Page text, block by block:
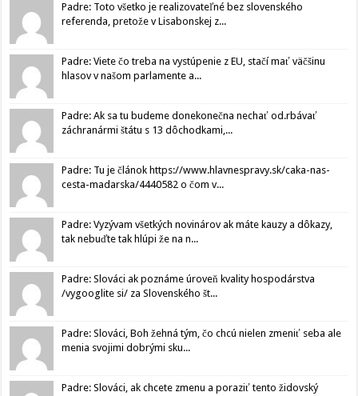
Padre: Toto všetko je realizovateľné bez slovenského
referenda, pretože v Lisabonskej z...
Padre: Viete čo treba na vystúpenie z EU, stačí mať väčšinu
hlasov v našom parlamente a...
Padre: Ak sa tu budeme donekonečna nechať od.rbávať
záchranármi štátu s 13 dôchodkami,...
Padre: Tu je článok https://www.hlavnespravy.sk/caka-nas-
cesta-madarska/4440582 o čom v...
Padre: Vyzývam všetkých novinárov ak máte kauzy a dôkazy,
tak nebuďte tak hlúpi že na n...
Padre: Slováci ak poznáme úroveň kvality hospodárstva
/vygooglite si/ za Slovenského št...
Padre: Slováci, Boh žehná tým, čo chcú nielen zmeniť seba ale
menia svojimi dobrými sku...
Padre: Slováci, ak chcete zmenu a poraziť tento židovský